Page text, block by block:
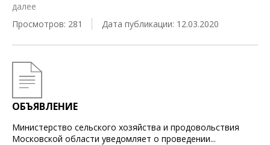
далее
Просмотров: 281
Дата публикации: 12.03.2020
ОБЪЯВЛЕНИЕ
Министерство сельского хозяйства и продовольствия
Московской области уведомляет о проведении...